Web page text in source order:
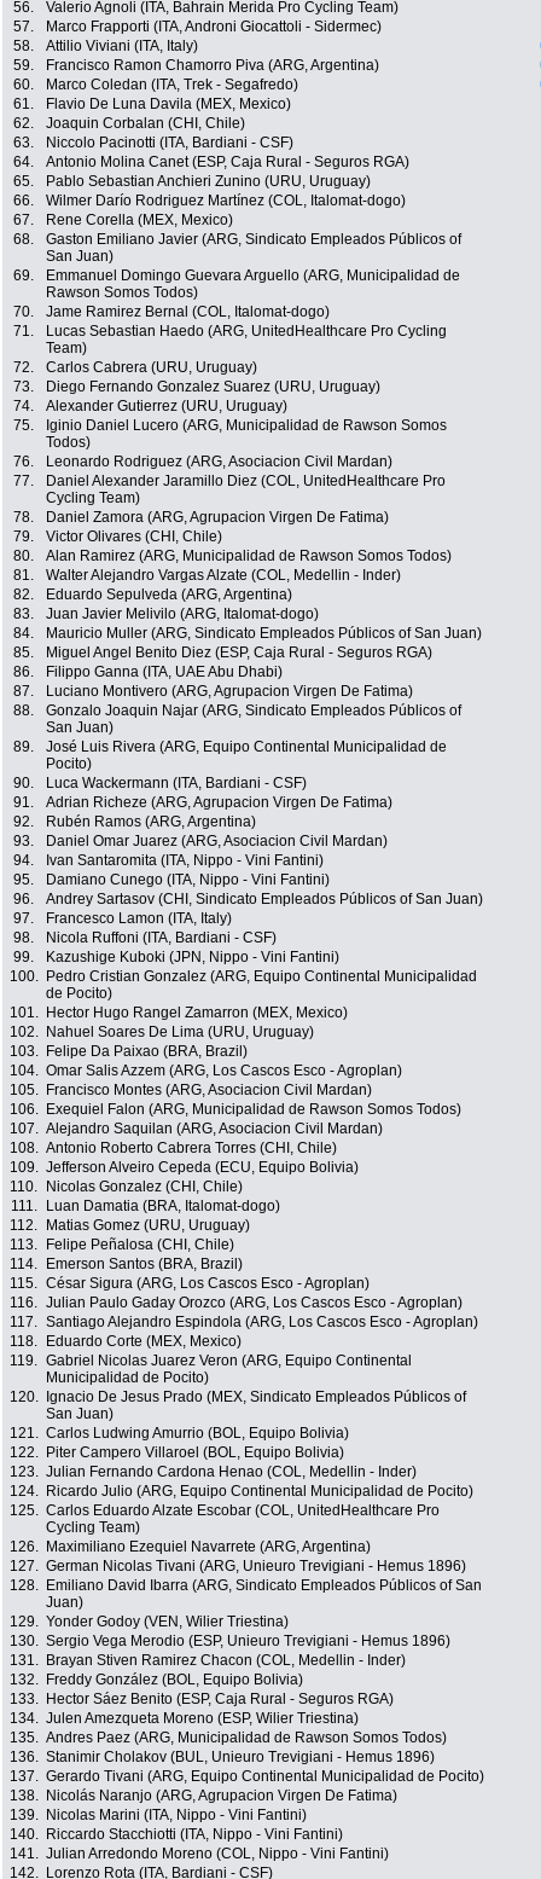
56.
Valerio Agnoli (ITA, Bahrain Merida Pro Cycling Team)
57.
Marco Frapporti (ITA, Androni Giocattoli - Sidermec)
58.
Attilio Viviani (ITA, Italy)
59.
Francisco Ramon Chamorro Piva (ARG, Argentina)
60.
Marco Coledan (ITA, Trek - Segafredo)
61.
Flavio De Luna Davila (MEX, Mexico)
62.
Joaquin Corbalan (CHI, Chile)
63.
Niccolo Pacinotti (ITA, Bardiani - CSF)
64.
Antonio Molina Canet (ESP, Caja Rural - Seguros RGA)
65.
Pablo Sebastian Anchieri Zunino (URU, Uruguay)
66.
Wilmer Darío Rodriguez Martínez (COL, Italomat-dogo)
67.
Rene Corella (MEX, Mexico)
68.
Gaston Emiliano Javier (ARG, Sindicato Empleados Públicos of
San Juan)
69.
Emmanuel Domingo Guevara Arguello (ARG, Municipalidad de
Rawson Somos Todos)
70. Jame Ramirez Bernal (COL, Italomat-dogo)
71.
Lucas Sebastian Haedo (ARG, UnitedHealthcare Pro Cycling
Team)
72. Carlos Cabrera (URU, Uruguay)
73.
Diego Fernando Gonzalez Suarez (URU, Uruguay)
74.
Alexander Gutierrez (URU, Uruguay)
75.
Iginio Daniel Lucero (ARG, Municipalidad de Rawson Somos
Todos)
76. Leonardo Rodriguez (ARG, Asociacion Civil Mardan)
77.
Daniel Alexander Jaramillo Diez (COL, UnitedHealthcare Pro
Cycling Team)
78. Daniel Zamora (ARG, Agrupacion Virgen De Fatima)
79.
Victor Olivares (CHI, Chile)
80.
Alan Ramirez (ARG, Municipalidad de Rawson Somos Todos)
81.
Walter Alejandro Vargas Alzate (COL, Medellin - Inder)
82.
Eduardo Sepulveda (ARG, Argentina)
83.
Juan Javier Melivilo (ARG, Italomat-dogo)
84.
Mauricio Muller (ARG, Sindicato Empleados Públicos of San Juan)
85.
Miguel Angel Benito Diez (ESP, Caja Rural - Seguros RGA)
86.
Filippo Ganna (ITA, UAE Abu Dhabi)
87.
Luciano Montivero (ARG, Agrupacion Virgen De Fatima)
88.
Gonzalo Joaquin Najar (ARG, Sindicato Empleados Públicos of
San Juan)
89.
José Luis Rivera (ARG, Equipo Continental Municipalidad de
Pocito)
90. Luca Wackermann (ITA, Bardiani - CSF)
91.
Adrian Richeze (ARG, Agrupacion Virgen De Fatima)
92.
Rubén Ramos (ARG, Argentina)
93.
Daniel Omar Juarez (ARG, Asociacion Civil Mardan)
94.
Ivan Santaromita (ITA, Nippo - Vini Fantini)
95.
Damiano Cunego (ITA, Nippo - Vini Fantini)
96.
Andrey Sartasov (CHI, Sindicato Empleados Públicos of San Juan)
97.
Francesco Lamon (ITA, Italy)
98.
Nicola Ruffoni (ITA, Bardiani - CSF)
99.
Kazushige Kuboki (JPN, Nippo - Vini Fantini)
100.
Pedro Cristian Gonzalez (ARG, Equipo Continental Municipalidad
de Pocito)
101. Hector Hugo Rangel Zamarron (MEX, Mexico)
102.
Nahuel Soares De Lima (URU, Uruguay)
103.
Felipe Da Paixao (BRA, Brazil)
104. Omar Salis Azzem (ARG, Los Cascos Esco - Agroplan)
105.
Francisco Montes (ARG, Asociacion Civil Mardan)
106.
Exequiel Falon (ARG, Municipalidad de Rawson Somos Todos)
107. Alejandro Saquilan (ARG, Asociacion Civil Mardan)
108. Antonio Roberto Cabrera Torres (CHI, Chile)
109. Jefferson Alveiro Cepeda (ECU, Equipo Bolivia)
110.
Nicolas Gonzalez (CHI, Chile)
111.
Luan Damatia (BRA, Italomat-dogo)
112.
Matias Gomez (URU, Uruguay)
113.
Felipe Peñalosa (CHI, Chile)
114.
Emerson Santos (BRA, Brazil)
115. César Sigura (ARG, Los Cascos Esco - Agroplan)
116. Julian Paulo Gaday Orozco (ARG, Los Cascos Esco - Agroplan)
117. Santiago Alejandro Espindola (ARG, Los Cascos Esco - Agroplan)
118.
Eduardo Corte (MEX, Mexico)
119. Gabriel Nicolas Juarez Veron (ARG, Equipo Continental
Municipalidad de Pocito)
120.
Ignacio De Jesus Prado (MEX, Sindicato Empleados Públicos of
San Juan)
121. Carlos Ludwing Amurrio (BOL, Equipo Bolivia)
122.
Piter Campero Villaroel (BOL, Equipo Bolivia)
123. Julian Fernando Cardona Henao (COL, Medellin - Inder)
124.
Ricardo Julio (ARG, Equipo Continental Municipalidad de Pocito)
125. Carlos Eduardo Alzate Escobar (COL, UnitedHealthcare Pro
Cycling Team)
126. Maximiliano Ezequiel Navarrete (ARG, Argentina)
127. German Nicolas Tivani (ARG, Unieuro Trevigiani - Hemus 1896)
128.
Emiliano David Ibarra (ARG, Sindicato Empleados Públicos of San
Juan)
129. Yonder Godoy (VEN, Wilier Triestina)
130. Sergio Vega Merodio (ESP, Unieuro Trevigiani - Hemus 1896)
131.
Brayan Stiven Ramirez Chacon (COL, Medellin - Inder)
132.
Freddy González (BOL, Equipo Bolivia)
133.
Hector Sáez Benito (ESP, Caja Rural - Seguros RGA)
134. Julen Amezqueta Moreno (ESP, Wilier Triestina)
135. Andres Paez (ARG, Municipalidad de Rawson Somos Todos)
136. Stanimir Cholakov (BUL, Unieuro Trevigiani - Hemus 1896)
137. Gerardo Tivani (ARG, Equipo Continental Municipalidad de Pocito)
138.
Nicolás Naranjo (ARG, Agrupacion Virgen De Fatima)
139.
Nicolas Marini (ITA, Nippo - Vini Fantini)
140.
Riccardo Stacchiotti (ITA, Nippo - Vini Fantini)
141. Julian Arredondo Moreno (COL, Nippo - Vini Fantini)
142.
Lorenzo Rota (ITA, Bardiani - CSF)